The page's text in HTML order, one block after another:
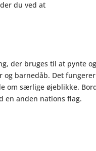
du ved at
der bruges til at pynte
barnedåb. Det
om særlige øjeblikke.
en anden nations flag.